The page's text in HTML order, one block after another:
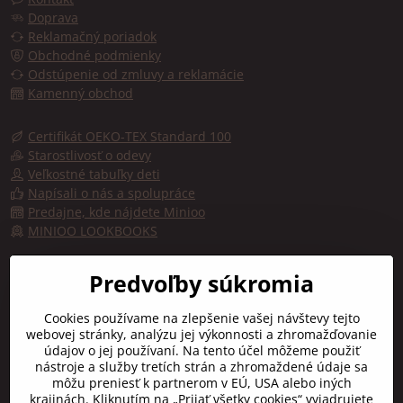
Doprava
Reklamačný poriadok
Obchodné podmienky
Odstúpenie od zmluvy a reklamácie
Kamenný obchod
Certifikát OEKO-TEX Standard 100
Starostlivosť o odevy
Veľkostné tabuľky deti
Napísali o nás a spolupráce
Predajne, kde nájdete Minioo
MINIOO LOOKBOOKS
Predajňa, kde kúpite značku minioo - Fashion by kids
91701 TRNAVA
Otváracie hodiny:
Pon-Pia:9:00 - 16:30
Sobota:10:00 - 12:00
Predvoľby súkromia
Cookies používame na zlepšenie vašej návštevy tejto
webovej stránky, analýzu jej výkonnosti a zhromažďovanie
údajov o jej používaní. Na tento účel môžeme použiť
nástroje a služby tretích strán a zhromaždené údaje sa
môžu preniesť k partnerom v EÚ, USA alebo iných
krajinách. Kliknutím na „Prijať všetky cookies“ vyjadrujete